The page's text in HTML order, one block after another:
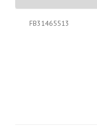
FB31465513